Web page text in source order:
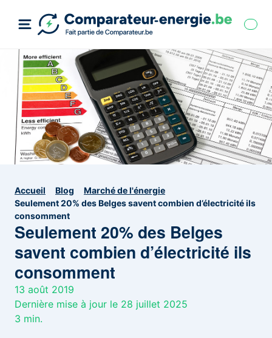
Accueil Blog
Marché de l'énergie
Seulement 20% des Belges savent combien d’électricité ils
consomment
Seulement 20% des Belges
savent combien d’électricité ils
consomment
13 août 2019
Dernière mise à jour le 28 juillet 2025
3 min.